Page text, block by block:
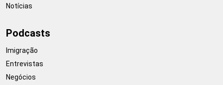
Notícias
Podcasts
Imigração
Entrevistas
Negócios